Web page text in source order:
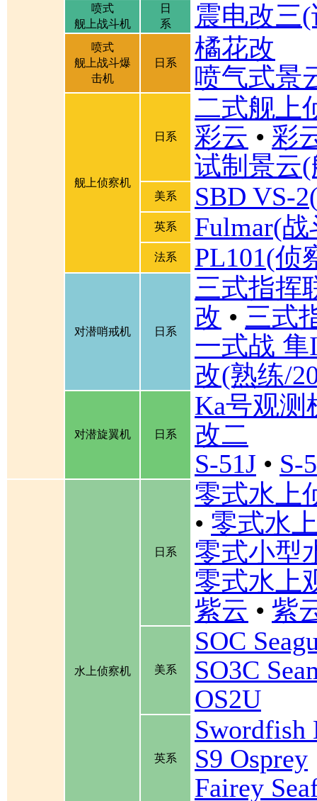
喷式
舰上战斗机
日
系
震电改三
喷式
舰上战斗爆
击机
日系
橘花改
喷气式景
舰上侦察机
日系
二式舰上
彩云 • 彩
试制景云
美系 SBD VS-
英系 Fulmar(
法系 PL101(侦
对潜哨戒机 日系
三式指挥
改 • 三式
一式战
改(熟练/
对潜旋翼机 日系
Ka号观测
改二
S-51J • S-
水上侦察机
日系
零式水上
• 零式水
零式小型
零式水上
紫云 • 紫
美系
SOC
SO3C
OS2U
英系
S9 Osprey
Fairey